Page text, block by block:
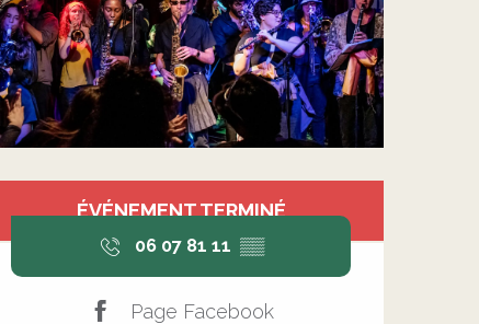
Ouverture et
ÉVÉNEMENT TERMINÉ
06 07 81 11 ▒▒
Page Facebook